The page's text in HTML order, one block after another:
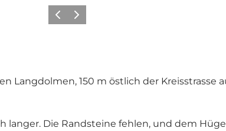
ZurückWeiter
Langdolmen, 150 m östlich der Kreisstrasse
langer. Die Randsteine fehlen, und dem